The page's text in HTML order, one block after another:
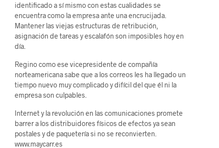
identificado a sí mismo con estas cualidades se
encuentra como la empresa ante una encrucijada.
Mantener las viejas estructuras de retribución,
asignación de tareas y escalafón son imposibles hoy en
día.
Regino como ese vicepresidente de compañía
norteamericana sabe que a los correos les ha llegado un
tiempo nuevo muy complicado y difícil del que él ni la
empresa son culpables.
Internet y la revolución en las comunicaciones promete
barrer a los distribuidores físicos de efectos ya sean
postales y de paquetería si no se reconvierten.
www.maycarr.es